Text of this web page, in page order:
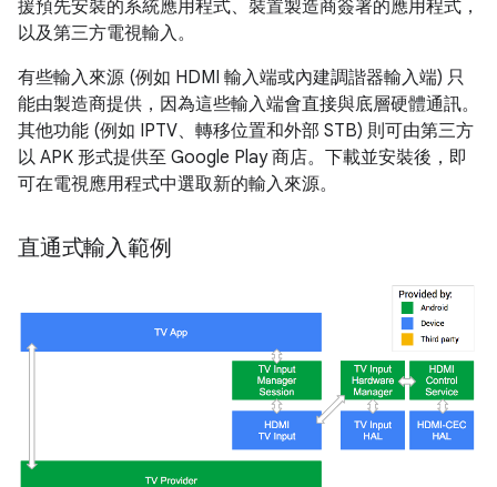
援預先安裝的系統應用程式、裝置製造商簽署的應用程式，
以及第三方電視輸入。
有些輸入來源 (例如 HDMI 輸入端或內建調諧器輸入端) 只
能由製造商提供，因為這些輸入端會直接與底層硬體通訊。
其他功能 (例如 IPTV、轉移位置和外部 STB) 則可由第三方
以 APK 形式提供至 Google Play 商店。下載並安裝後，即
可在電視應用程式中選取新的輸入來源。
直通式輸入範例